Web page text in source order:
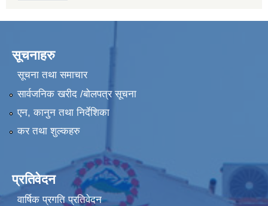
सूचनाहरु
सूचना तथा समाचार
सार्वजनिक खरीद /बोलपत्र सूचना
एन, कानुन तथा निर्देशिका
कर तथा शुल्कहरु
प्रतिवेदन
वार्षिक प्रगति प्रतिवेदन